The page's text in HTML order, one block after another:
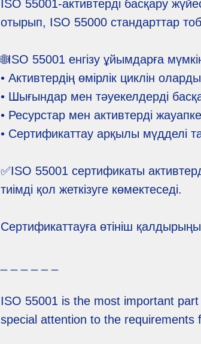
ISO 55001-активтерді басқару
отырып, ISO 55000 стандарттар
🌐ISO 55001 енгізу ұйымдарға
• Активтердің өмірлік циклін
• Шығындар мен тәуекелдерді
• Ресурстар мен активтерді
• Сертификаттау арқылы мүдделі
✅️ISO 55001 сертификаты
тиімді қол жеткізуге көмектеседі.
Сертификаттауға өтініш
ISO 55001 is the most important
special attention to the